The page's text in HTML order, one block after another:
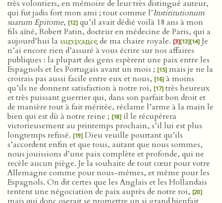
très volontiers, en mémoire de leur très distingué auteur,
qui fut jadis fort mon ami ; tout comme l’Instititutionum
suarum Epitome, [12] qu’il avait dédié voilà 18 ans à mon
fils aîné, Robert Patin, docteur en médecine de Paris, qui a
aujourd’hui la survivancede ma chaire royale. [3][13][14] Je
n’ai encore rien d’assuré à vous écrire sur nos affaires
publiques : la plupart des gens espèrent une paix entre les
Espagnols et les Portugais avant un mois ; [15] mais je ne la
croirais pas aussi facile entre eux et nous, [16] à moins
qu’ils ne donnent satisfaction à notre roi, [17] très heureux
et très puissant guerrier qui, dans son parfait bon droit et
de manière tout à fait méritée, réclame l’arme à la main le
bien qui est dû à notre reine ; [18] il le récupérera
victorieusement au printemps prochain, s’il lui est plus
longtemps refusé. [19] Dieu veuille pourtant qu’ils
s’accordent enfin et que tous, autant que nous sommes,
nous jouissions d’une paix complète et profonde, qui ne
recèle aucun piège. Je la souhaite de tout cœur pour votre
Allemagne comme pour nous-mêmes, et même pour les
Espagnols. On dit certes que les Anglais et les Hollandais
tentent une négociation de paix auprès de notre roi, [20]